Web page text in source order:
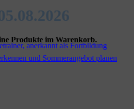
Produkte im Warenkorb.